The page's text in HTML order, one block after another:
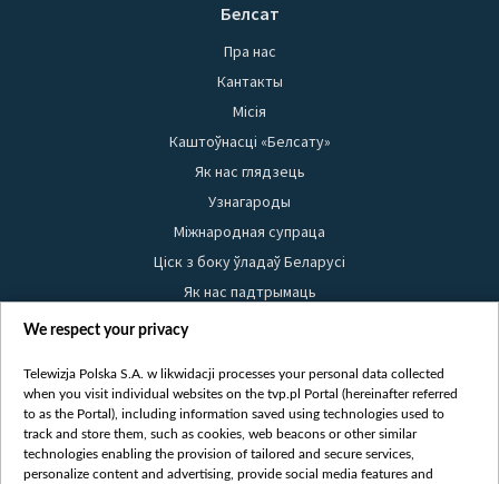
Белсат
Пра нас
Кантакты
Місія
Каштоўнасці «Белсату»
Як нас глядзець
Узнагароды
Міжнародная супраца
Ціск з боку ўладаў Беларусі
Як нас падтрымаць
Правілы выкарыстання матэрыялаў
Бяспека
Youtube
Белсат news
Белсат Shorts
We respect your privacy
Telewizja Polska S.A. w likwidacji processes your personal data collected
when you visit individual websites on the tvp.pl Portal (hereinafter referred
to as the Portal), including information saved using technologies used to
track and store them, such as cookies, web beacons or other similar
technologies enabling the provision of tailored and secure services,
personalize content and advertising, provide social media features and